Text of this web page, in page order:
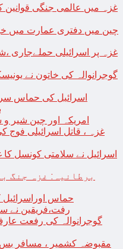
غزہ میں عالمی جنگی
گوجرانوالہ کی خاتون نے
اسرائیل کی حماس
امریکہ اور چین شیر
اسرائیل نے سلامتی کونسل
برطانیہ: غزہ جنگ
حماس
رفت،فریقین نے
گوجرانوالہ کی رفعت